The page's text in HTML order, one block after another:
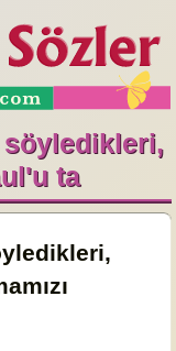
söyledikleri,
ta